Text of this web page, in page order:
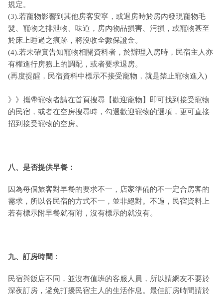
規定。
(3).若寵物影響到其他房客安寧，或退房時於房內發現寵物毛
髮、寵物之排泄物、味道，房內物品損害、污損，或寵物甚至
於床上睡過之痕跡，將沒收全數保證金。
(4).若未確實告知寵物相關資料者，於辦理入房時，民宿主人亦
有權進行房務上的調配，或者要求退房。
(再度提醒，民宿資料中標示不接受寵物，就是禁止寵物進入)
》》攜帶寵物者請在首頁搜尋【歡迎寵物】即可找到接受寵物
的民宿，或者在空房搜尋時，勾選歡迎寵物的選項，更可直接
招到接受寵物的空房。
八、是否提供早餐：
因為每個旅客對早餐的要求不一，店家準備的不一定合房客的
需求，所以各民宿的方式不一，並非絕對。不過，民宿資料上
若有標示附早餐就有附，沒有標示的就沒有。
九、訂房時間：
民宿與飯店不同，並沒有值班的客服人員，所以請網友不要於
深夜訂房，避免打擾民宿主人的生活作息。最佳訂房時間請於